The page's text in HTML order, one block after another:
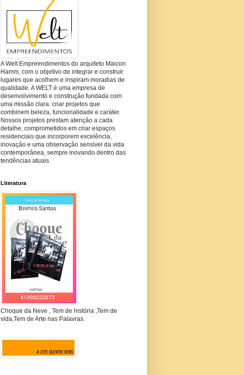
A Welt Empreendimentos do arquiteto Maicon
Hamm, com o objetivo de integrar e construir
lugares que acolhem e inspiram moradias de
qualidade. A WELT é uma empresa de
desenvolvimento e construção fundada com
uma missão clara: criar projetos que
combinem beleza, funcionalidade e caráter.
Nossos projetos prestam atenção a cada
detalhe, comprometidos em criar espaços
residenciais que incorporem excelência,
inovação e uma observação sensível da vida
contemporânea, sempre inovando dentro das
tendências atuais.
Literatura
Choque da Neve , Tem de história ,Tem de
vida,Tem de Arte nas Palavras.